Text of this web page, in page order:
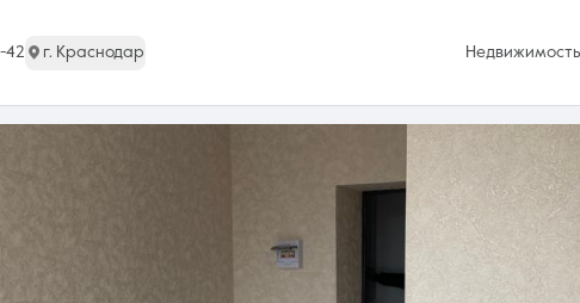
42 г. Краснодар Недвижимость